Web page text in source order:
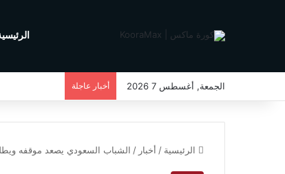
الجمعة, أغسطس 7 2026 أخبار عاجلة
الرئيسية / أخبار / الشباب السعودي يصعد موقفه